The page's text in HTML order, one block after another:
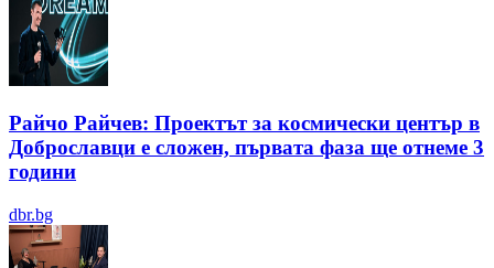
Райчо Райчев: Проектът за космически център в
Доброславци е сложен, първата фаза ще отнеме 3
години
dbr.bg